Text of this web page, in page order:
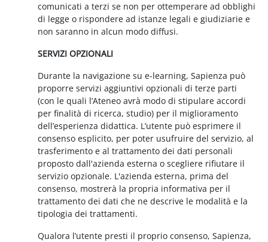
comunicati a terzi se non per ottemperare ad obblighi
di legge o rispondere ad istanze legali e giudiziarie e
non saranno in alcun modo diffusi.
SERVIZI OPZIONALI
Durante la navigazione su e-learning, Sapienza può
proporre servizi aggiuntivi opzionali di terze parti
(con le quali l’Ateneo avrà modo di stipulare accordi
per finalità di ricerca, studio) per il miglioramento
dell’esperienza didattica. L’utente può esprimere il
consenso esplicito, per poter usufruire del servizio, al
trasferimento e al trattamento dei dati personali
proposto dall'azienda esterna o scegliere rifiutare il
servizio opzionale. L'azienda esterna, prima del
consenso, mostrerà la propria informativa per il
trattamento dei dati che ne descrive le modalità e la
tipologia dei trattamenti.
Qualora l’utente presti il proprio consenso, Sapienza,